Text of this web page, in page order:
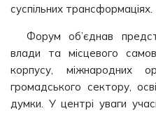
суспільних трансформаціях.
Форум об’єднав
влади та місцевого
корпусу, міжнародних
громадського сектору,
думки. У центрі уваги